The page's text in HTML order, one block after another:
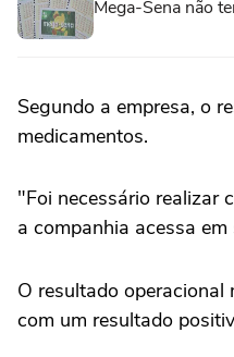
Mega-Sena não
Segundo a empresa, o
⁠medicamentos.
"Foi necessário realizar
⁠a companhia acessa
O resultado
com um resultado